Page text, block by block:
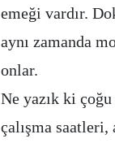
emeği vardır.
aynı zamanda
onlar.
Ne yazık ki
çalışma